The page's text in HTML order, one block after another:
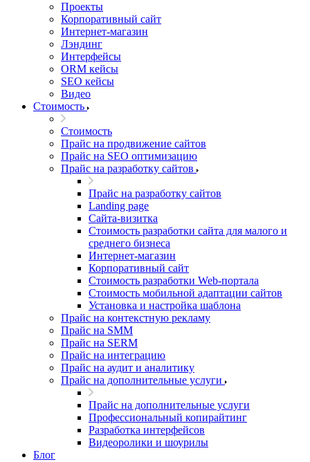
Проекты
Корпоративный сайт
Интернет-магазин
Лэндинг
Интерфейсы
ORM кейсы
SEO кейсы
Видео
Стоимость
Стоимость
Прайс на продвижение сайтов
Прайс на SEO оптимизацию
Прайс на разработку сайтов
Прайс на разработку сайтов
Landing page
Cайта-визитка
Стоимость разработки сайта для малого и
среднего бизнеса
Интернет-магазин
Корпоративный сайт
Стоимость разработки Web-портала
Стоимость мобильной адаптации сайтов
Установка и настройка шаблона
Прайс на контекстную рекламу
Прайс на SMM
Прайс на SERM
Прайс на интеграцию
Прайс на аудит и аналитику
Прайс на дополнительные услуги
Прайс на дополнительные услуги
Профессиональный копирайтинг
Разработка интерфейсов
Видеоролики и шоурилы
Блог